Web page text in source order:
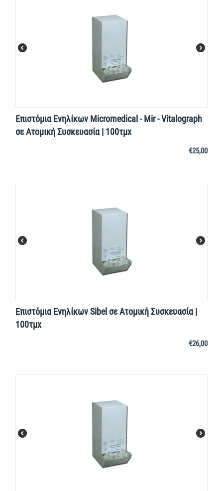
Επιστόμια Ενηλίκων Micromedical - Mir - Vitalograph
σε Ατομική Συσκευασία | 100τμχ
€25,00
Επιστόμια Ενηλίκων Sibel σε Ατομική Συσκευασία |
100τμχ
€26,00